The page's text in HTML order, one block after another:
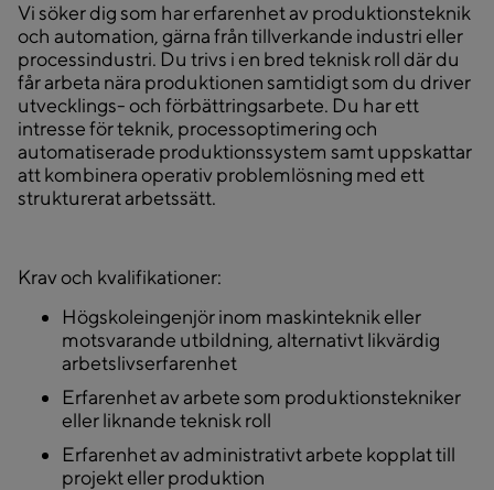
Vi söker dig som har erfarenhet av produktionsteknik
och automation, gärna från tillverkande industri eller
processindustri. Du trivs i en bred teknisk roll där du
får arbeta nära produktionen samtidigt som du driver
utvecklings- och förbättringsarbete. Du har ett
intresse för teknik, processoptimering och
automatiserade produktionssystem samt uppskattar
att kombinera operativ problemlösning med ett
strukturerat arbetssätt.
Krav och kvalifikationer:
Högskoleingenjör inom maskinteknik eller
motsvarande utbildning, alternativt likvärdig
arbetslivserfarenhet
Erfarenhet av arbete som produktionstekniker
eller liknande teknisk roll
Erfarenhet av administrativt arbete kopplat till
projekt eller produktion